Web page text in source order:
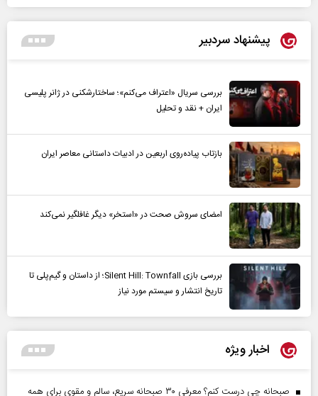
پیشنهاد سردبیر
بررسی سریال «اعتراف می‌کنم»؛ ساختارشکنی در ژانر پلیسی
ایران + نقد و تحلیل
بازتاب پیاده‌روی اربعین در ادبیات داستانی معاصر ایران
امضای سروش صحت در «استخر» دیگر غافلگیر نمی‌کند
بررسی بازی Silent Hill: Townfall؛ از داستان و گیم‌پلی تا
تاریخ انتشار و سیستم مورد نیاز
اخبار ویژه
صبحانه چی درست کنم؟ معرفی ۳۰ صبحانه سریع، سالم و مقوی برای همه